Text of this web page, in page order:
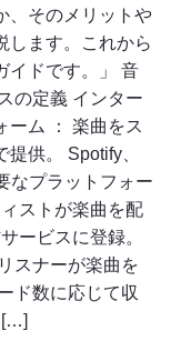
、そのメリットや
します。これから
イドです。」 音
の定義 インター
ーム ： 楽曲をス
供。 Spotify、
なプラットフォー
ストが楽曲を配
ービスに登録。
スナーが楽曲を
ド数に応じて収
[…]